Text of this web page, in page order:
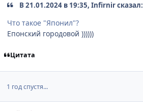
В 21.01.2024 в 19:35, Infirnir сказал:
Что такое "Японил"?
Епонский городовой ))))))
Цитата
1 год спустя...